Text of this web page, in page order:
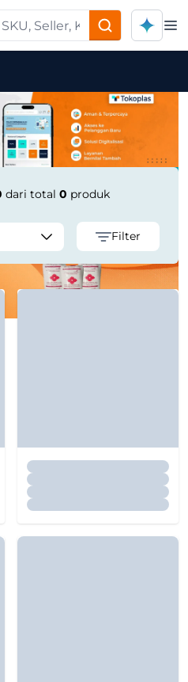
"Other Halal-
dari total 0 produk
Filter